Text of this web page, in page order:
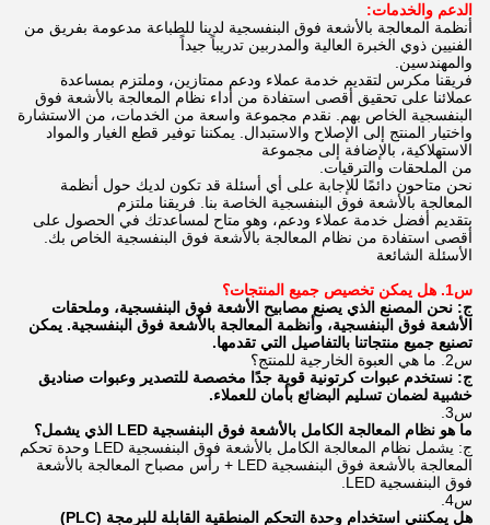
الدعم والخدمات:
أنظمة المعالجة بالأشعة فوق البنفسجية لدينا للطباعة مدعومة بفريق من
الفنيين ذوي الخبرة العالية والمدربين تدريباً جيداً
والمهندسين.
فريقنا مكرس لتقديم خدمة عملاء ودعم ممتازين، وملتزم بمساعدة
عملائنا على تحقيق أقصى استفادة من أداء نظام المعالجة بالأشعة فوق
البنفسجية الخاص بهم. نقدم مجموعة واسعة من الخدمات، من الاستشارة
واختيار المنتج إلى الإصلاح والاستبدال. يمكننا توفير قطع الغيار والمواد
الاستهلاكية، بالإضافة إلى مجموعة
من الملحقات والترقيات.
نحن متاحون دائمًا للإجابة على أي أسئلة قد تكون لديك حول أنظمة
المعالجة بالأشعة فوق البنفسجية الخاصة بنا. فريقنا ملتزم
بتقديم أفضل خدمة عملاء ودعم، وهو متاح لمساعدتك في الحصول على
أقصى استفادة من نظام المعالجة بالأشعة فوق البنفسجية الخاص بك.
الأسئلة الشائعة
س1. هل يمكن تخصيص جميع المنتجات؟
ج: نحن المصنع الذي يصنع مصابيح الأشعة فوق البنفسجية، وملحقات
الأشعة فوق البنفسجية، وأنظمة المعالجة بالأشعة فوق البنفسجية. يمكن
تصنيع جميع منتجاتنا بالتفاصيل التي تقدمها.
س2. ما هي العبوة الخارجية للمنتج؟
ج: نستخدم عبوات كرتونية قوية جدًا مخصصة للتصدير وعبوات صناديق
خشبية لضمان تسليم البضائع بأمان للعملاء.
س3.
ما هو نظام المعالجة الكامل بالأشعة فوق البنفسجية LED الذي يشمل؟
ج: يشمل نظام المعالجة الكامل بالأشعة فوق البنفسجية LED وحدة تحكم
المعالجة بالأشعة فوق البنفسجية LED + رأس مصباح المعالجة بالأشعة
فوق البنفسجية LED.
س4.
هل يمكنني استخدام وحدة التحكم المنطقية القابلة للبرمجة (PLC)